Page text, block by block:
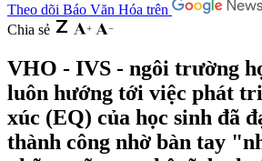
Theo dõi Báo Văn Hóa trên
Chia sẻ
VHO - IVS - ngôi trường
luôn hướng tới việc phát
xúc (EQ) của học sinh đã
thành công nhờ bàn tay